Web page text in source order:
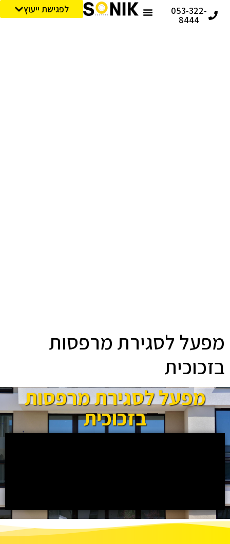
053-322-
8444
לפגישת ייעוץ
מפעל לסגירת מרפסות
בזכוכית
מפעל לסגירת מרפסות
בזכוכית